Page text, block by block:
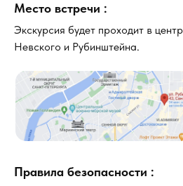
Место встречи :
Правила безопасности :
Экскурсия будет проходит в
Невского и Рубинштейна.